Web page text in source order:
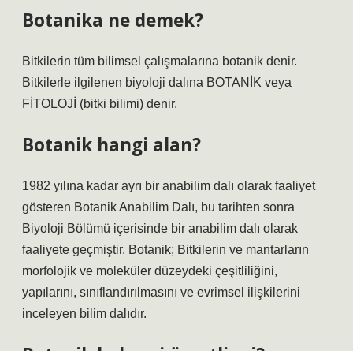
Botanika ne demek?
Bitkilerin tüm bilimsel çalışmalarına botanik denir.
Bitkilerle ilgilenen biyoloji dalına BOTANİK veya
FİTOLOJİ (bitki bilimi) denir.
Botanik hangi alan?
1982 yılına kadar ayrı bir anabilim dalı olarak faaliyet
gösteren Botanik Anabilim Dalı, bu tarihten sonra
Biyoloji Bölümü içerisinde bir anabilim dalı olarak
faaliyete geçmiştir. Botanik; Bitkilerin ve mantarların
morfolojik ve moleküler düzeydeki çeşitliliğini,
yapılarını, sınıflandırılmasını ve evrimsel ilişkilerini
inceleyen bilim dalıdır.